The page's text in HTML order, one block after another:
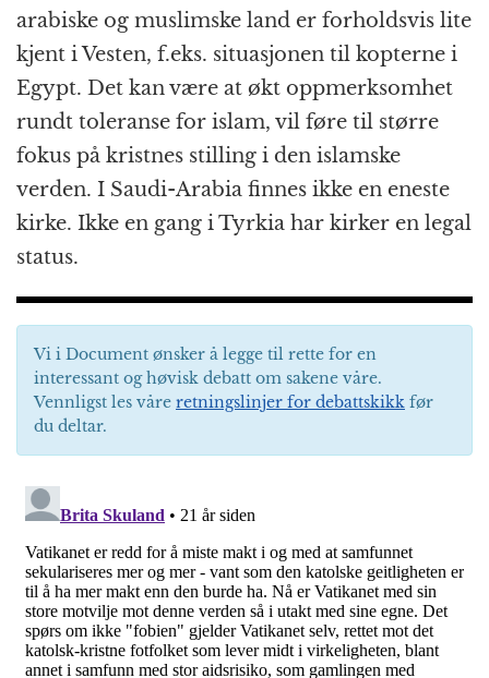
arabiske og muslimske land er forholdsvis lite
kjent i Vesten, f.eks. situasjonen til kopterne i
Egypt. Det kan være at økt oppmerksomhet
rundt toleranse for islam, vil føre til større
fokus på kristnes stilling i den islamske
verden. I Saudi-Arabia finnes ikke en eneste
kirke. Ikke en gang i Tyrkia har kirker en legal
status.
Vi i Document ønsker å legge til rette for en
interessant og høvisk debatt om sakene våre.
Vennligst les våre retningslinjer for debattskikk før
du deltar.